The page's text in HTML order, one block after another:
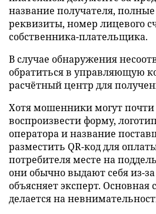
название получателя,
реквизиты, номер лицевого
собственника-плательщика.
В случае обнаружения
обратиться в управляющую
расчётный центр для
Хотя мошенники могут почти
воспроизвести форму,
оператора и название
разместить QR-код для
потребителя месте на
они обычно выдают себя из-
объясняет эксперт.
делается на